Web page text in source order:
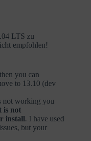
LTS zu
empfohlen!
you can
to 13.10 (dev
not working you
is not
install. I have used
but your